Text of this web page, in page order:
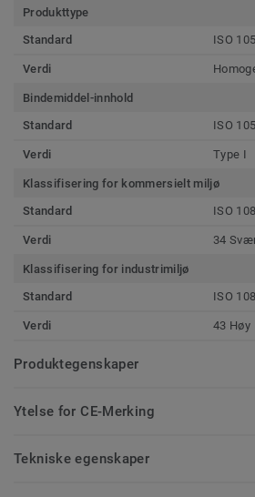
Produkttype
Standard
ISO
Verdi
Bindemiddel-innhold
Standard
ISO
Verdi Type I
Klassifisering for kommersielt miljø
Standard
ISO
Verdi 34
Klassifisering for industrimiljø
Standard
ISO
Verdi 43 Høy
Produktegenskaper
Ytelse for CE-Merking
Tekniske egenskaper